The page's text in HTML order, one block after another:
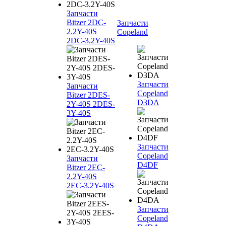
Запчасти
Bitzer 2DC-
2.2Y-40S
2DC-3.2Y-40S
Запчасти
Bitzer 2DES-
2Y-40S 2DES-
3Y-40S
Запчасти
Bitzer 2EC-
2.2Y-40S
2EC-3.2Y-40S
Запчасти
Copeland
Запчасти
Copeland
D3DA
Запчасти
Copeland
D4DF
Запчасти
Copeland